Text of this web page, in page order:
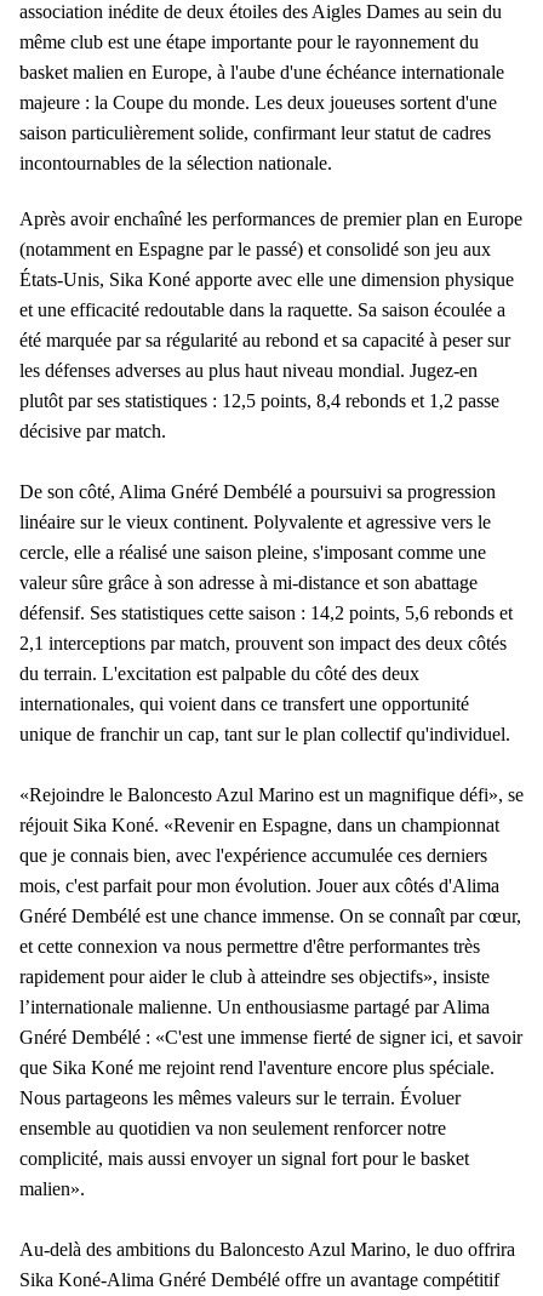
association inédite de deux étoiles des Aigles Dames au sein du
même club est une étape importante pour le rayonnement du
basket malien en Europe, à l'aube d'une échéance internationale
majeure : la Coupe du monde. Les deux joueuses sortent d'une
saison particulièrement solide, confirmant leur statut de cadres
incontournables de la sélection nationale.
Après avoir enchaîné les performances de premier plan en Europe
(notamment en Espagne par le passé) et consolidé son jeu aux
États-Unis, Sika Koné apporte avec elle une dimension physique
et une efficacité redoutable dans la raquette. Sa saison écoulée a
été marquée par sa régularité au rebond et sa capacité à peser sur
les défenses adverses au plus haut niveau mondial. Jugez-en
plutôt par ses statistiques : 12,5 points, 8,4 rebonds et 1,2 passe
décisive par match.
De son côté, Alima Gnéré Dembélé a poursuivi sa progression
linéaire sur le vieux continent. Polyvalente et agressive vers le
cercle, elle a réalisé une saison pleine, s'imposant comme une
valeur sûre grâce à son adresse à mi-distance et son abattage
défensif. Ses statistiques cette saison : 14,2 points, 5,6 rebonds et
2,1 interceptions par match, prouvent son impact des deux côtés
du terrain. L'excitation est palpable du côté des deux
internationales, qui voient dans ce transfert une opportunité
unique de franchir un cap, tant sur le plan collectif qu'individuel.
«Rejoindre le Baloncesto Azul Marino est un magnifique défi», se
réjouit Sika Koné. «Revenir en Espagne, dans un championnat
que je connais bien, avec l'expérience accumulée ces derniers
mois, c'est parfait pour mon évolution. Jouer aux côtés d'Alima
Gnéré Dembélé est une chance immense. On se connaît par cœur,
et cette connexion va nous permettre d'être performantes très
rapidement pour aider le club à atteindre ses objectifs», insiste
l’internationale malienne. Un enthousiasme partagé par Alima
Gnéré Dembélé : «C'est une immense fierté de signer ici, et savoir
que Sika Koné me rejoint rend l'aventure encore plus spéciale.
Nous partageons les mêmes valeurs sur le terrain. Évoluer
ensemble au quotidien va non seulement renforcer notre
complicité, mais aussi envoyer un signal fort pour le basket
malien».
Au-delà des ambitions du Baloncesto Azul Marino, le duo offrira
Sika Koné-Alima Gnéré Dembélé offre un avantage compétitif